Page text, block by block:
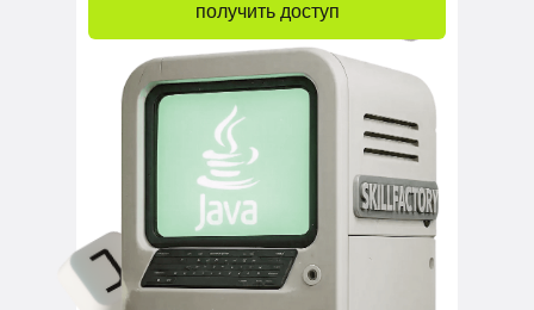
получить доступ